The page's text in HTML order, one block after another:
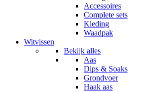
Accessoires
Complete sets
Kleding
Waadpak
Witvissen
Bekijk alles
Aas
Dips & Soaks
Grondvoer
Haak aas